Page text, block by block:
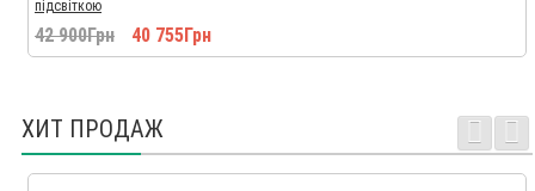
підсвіткою
42 900Грн 40 755Грн
ХИТ ПРОДАЖ